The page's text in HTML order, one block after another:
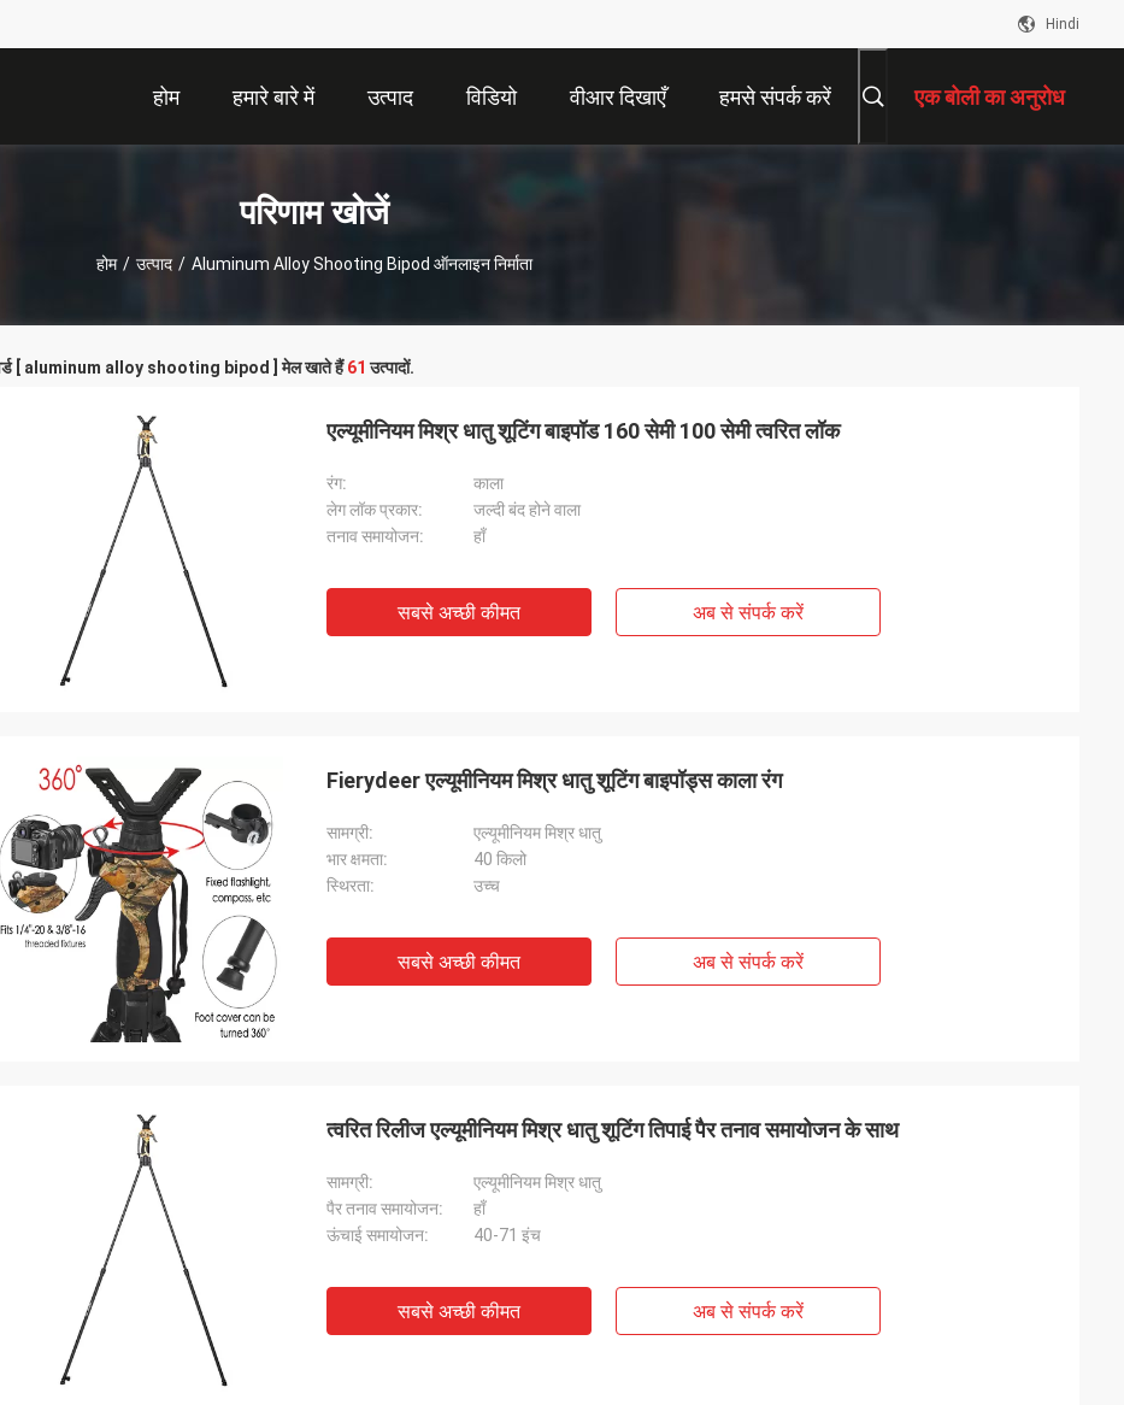
Hindi
होम हमारे बारे में उत्पाद विडियो वीआर दिखाएँ हमसे संपर्क करें एक बोली का अनुरोध
परिणाम खोजें
होम / उत्पाद / Aluminum Alloy Shooting Bipod ऑनलाइन निर्माता
[ aluminum alloy shooting bipod ] मेल खाते हैं61 उत्पादों.
एल्यूमीनियम मिश्र धातु शूटिंग बाइपॉड 160 सेमी 100 सेमी त्वरित लॉक
रंग:
काला
लेग लॉक प्रकार:
जल्दी बंद होने वाला
तनाव समायोजन:
हाँ
सबसे अच्छी कीमत अब से संपर्क करें
Fierydeer एल्यूमीनियम मिश्र धातु शूटिंग बाइपॉड्स काला रंग
सामग्री:
एल्यूमीनियम मिश्र धातु
भार क्षमता:
40 किलो
स्थिरता:
उच्च
सबसे अच्छी कीमत अब से संपर्क करें
त्वरित रिलीज एल्यूमीनियम मिश्र धातु शूटिंग तिपाई पैर तनाव समायोजन के साथ
सामग्री:
एल्यूमीनियम मिश्र धातु
पैर तनाव समायोजन:
हाँ
ऊंचाई समायोजन:
40-71 इंच
सबसे अच्छी कीमत अब से संपर्क करें